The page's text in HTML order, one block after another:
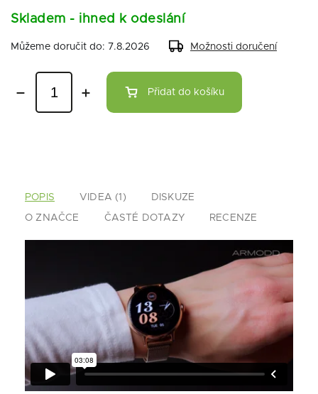
Skladem - ihned k odeslání
Můžeme doručit do: 7.8.2026 Možnosti doručení
Přidat do košíku
POPIS VIDEA (1) DISKUZE
O ZNAČCE ČASTÉ DOTAZY RECENZE